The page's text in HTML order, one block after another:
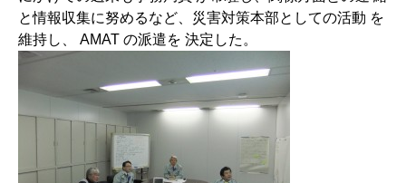
と情報収集に努めるなど、災害対策本部としての活動 を
維持し、 AMAT の派遣を 決定した。